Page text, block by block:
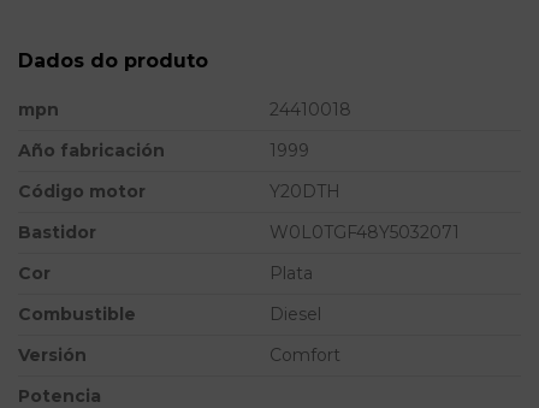
Dados do produto
mpn
24410018
Año fabricación
1999
Código motor
Y20DTH
Bastidor
W0L0TGF48Y5032071
Cor
Plata
Combustible
Diesel
Versión
Comfort
Potencia